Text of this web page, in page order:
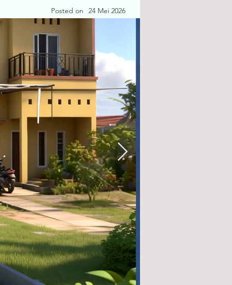
24 Mei 2026
Posted on